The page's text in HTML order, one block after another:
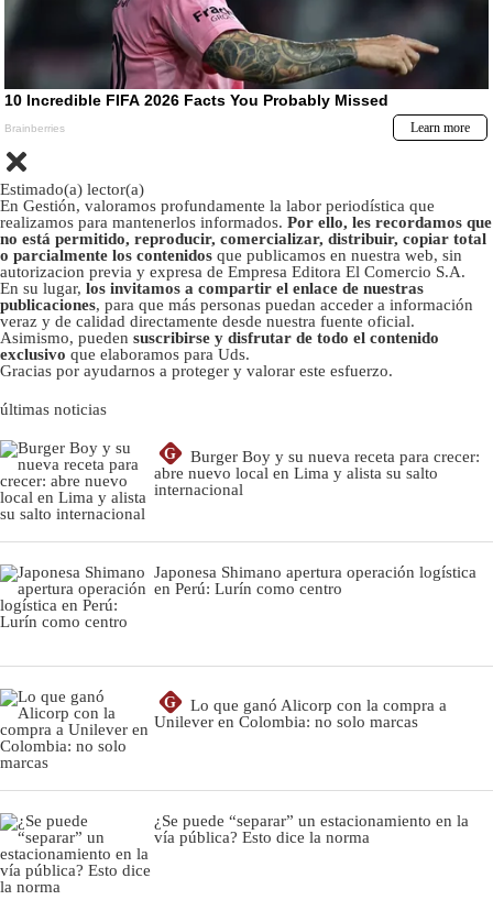
Estimado(a) lector(a)
En Gestión, valoramos profundamente la labor periodística que
realizamos para mantenerlos informados. Por ello, les recordamos que
no está permitido, reproducir, comercializar, distribuir, copiar total
o parcialmente los contenidos que publicamos en nuestra web, sin
autorizacion previa y expresa de Empresa Editora El Comercio S.A.
En su lugar, los invitamos a compartir el enlace de nuestras
publicaciones, para que más personas puedan acceder a información
veraz y de calidad directamente desde nuestra fuente oficial.
Asimismo, pueden suscribirse y disfrutar de todo el contenido
exclusivo que elaboramos para Uds.
Gracias por ayudarnos a proteger y valorar este esfuerzo.
últimas noticias
G
Burger Boy y su nueva receta para crecer:
abre nuevo local en Lima y alista su salto
internacional
Japonesa Shimano apertura operación logística
en Perú: Lurín como centro
G
Lo que ganó Alicorp con la compra a
Unilever en Colombia: no solo marcas
¿Se puede “separar” un estacionamiento en la
vía pública? Esto dice la norma